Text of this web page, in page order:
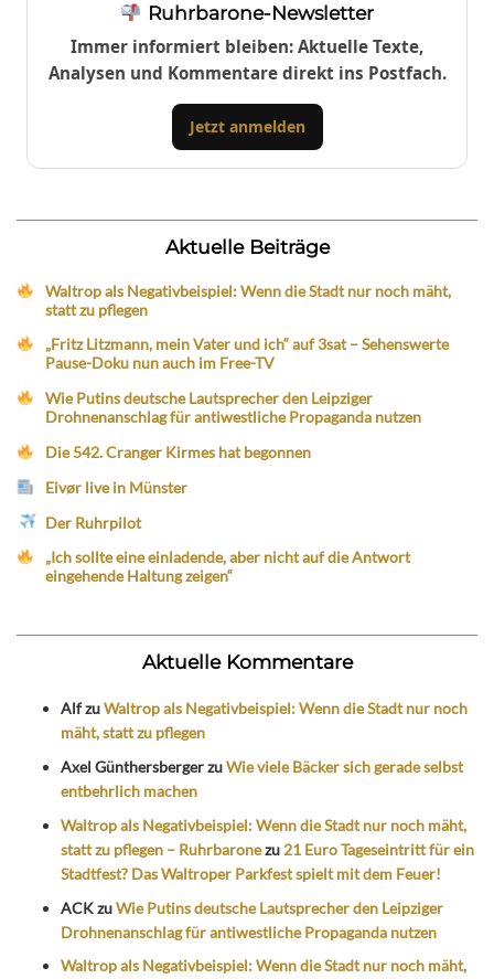
Ruhrbarone-Newsletter
Immer informiert bleiben: Aktuelle Texte,
Analysen und Kommentare direkt ins Postfach.
Jetzt anmelden
Aktuelle Beiträge
Waltrop als Negativbeispiel: Wenn die Stadt nur noch mäht,
statt zu pflegen
„Fritz Litzmann, mein Vater und ich“ auf 3sat – Sehenswerte
Pause-Doku nun auch im Free-TV
Wie Putins deutsche Lautsprecher den Leipziger
Drohnenanschlag für antiwestliche Propaganda nutzen
Die 542. Cranger Kirmes hat begonnen
Eivør live in Münster
Der Ruhrpilot
„Ich sollte eine einladende, aber nicht auf die Antwort
eingehende Haltung zeigen“
Aktuelle Kommentare
AlfzuWaltrop als Negativbeispiel: Wenn die Stadt nur noch
mäht, statt zu pflegen
Axel GünthersbergerzuWie viele Bäcker sich gerade selbst
entbehrlich machen
Waltrop als Negativbeispiel: Wenn die Stadt nur noch mäht,
statt zu pflegen – Ruhrbaronezu 21 Euro Tageseintritt für ein
Stadtfest? Das Waltroper Parkfest spielt mit dem Feuer!
ACKzuWie Putins deutsche Lautsprecher den Leipziger
Drohnenanschlag für antiwestliche Propaganda nutzen
Waltrop als Negativbeispiel: Wenn die Stadt nur noch mäht,